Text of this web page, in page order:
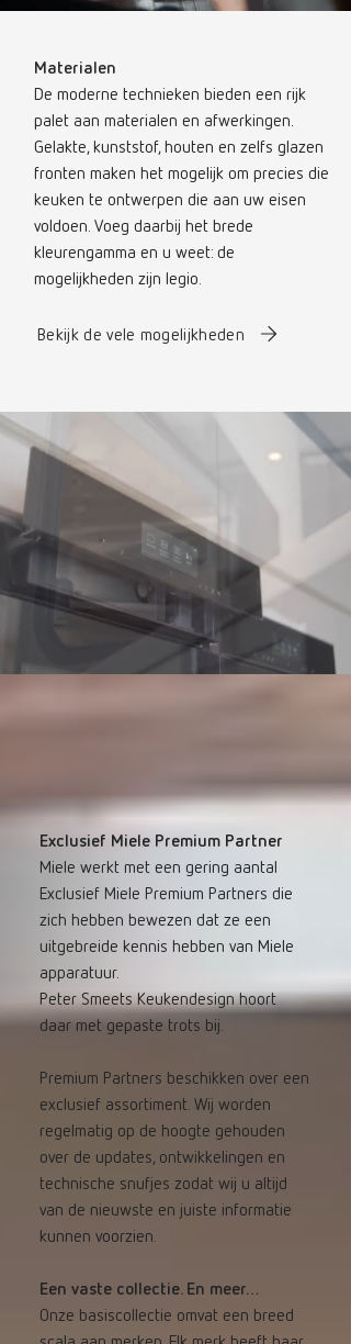
Materialen
De moderne technieken bieden een rijk
palet aan materialen en afwerkingen.
Gelakte, kunststof, houten en zelfs glazen
fronten maken het mogelijk om precies die
keuken te ontwerpen die aan uw eisen
voldoen. Voeg daarbij het brede
kleurengamma en u weet: de
mogelijkheden zijn legio.
Bekijk de vele mogelijkheden
Exclusief Miele Premium Partner
Miele werkt met een gering aantal
Exclusief Miele Premium Partners die
zich hebben bewezen dat ze een
uitgebreide kennis hebben van Miele
apparatuur.
Peter Smeets Keukendesign hoort
daar met gepaste trots bij.
Premium Partners beschikken over een
exclusief assortiment. Wij worden
regelmatig op de hoogte gehouden
over de updates, ontwikkelingen en
technische snufjes zodat wij u altijd
van de nieuwste en juiste informatie
kunnen voorzien.
Een vaste collectie. En meer…
Onze basiscollectie omvat een breed